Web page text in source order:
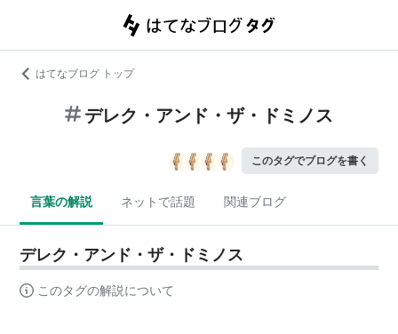
はてなブログ トップ
デレク・アンド・ザ・ドミノス
このタグでブログを書く
言葉の解説 ネットで話題 関連ブログ
デレク・アンド・ザ・ドミノス
このタグの解説について